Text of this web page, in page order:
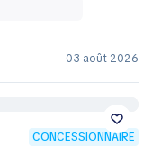
03 août 2026
CONCESSIONNAIRE